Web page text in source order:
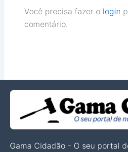
Você precisa fazer o login
comentário.
Gama Cidadão - O seu portal